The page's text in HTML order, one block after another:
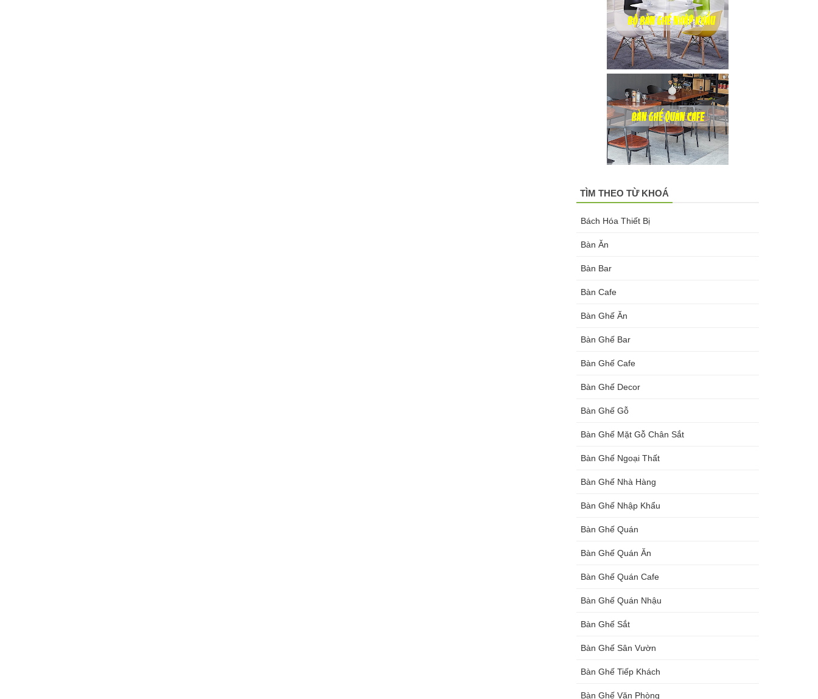
TÌM THEO TỪ KHOÁ
Bách Hóa Thiết Bị
Bàn Ăn
Bàn Bar
Bàn Cafe
Bàn Ghế Ăn
Bàn Ghế Bar
Bàn Ghế Cafe
Bàn Ghế Decor
Bàn Ghế Gỗ
Bàn Ghế Mặt Gỗ Chân Sắt
Bàn Ghế Ngoại Thất
Bàn Ghế Nhà Hàng
Bàn Ghế Nhập Khẩu
Bàn Ghế Quán
Bàn Ghế Quán Ăn
Bàn Ghế Quán Cafe
Bàn Ghế Quán Nhậu
Bàn Ghế Sắt
Bàn Ghế Sân Vườn
Bàn Ghế Tiếp Khách
Bàn Ghế Văn Phòng